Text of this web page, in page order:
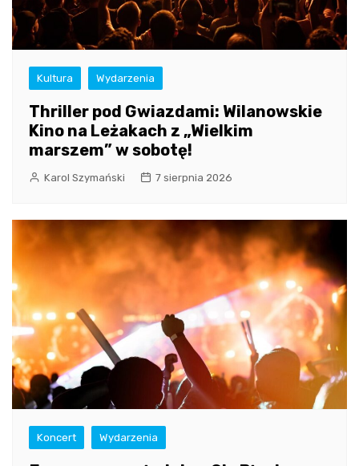
Kultura Wydarzenia
Thriller pod Gwiazdami: Wilanowskie
Kino na Leżakach z „Wielkim
marszem” w sobotę!
Karol Szymański 7 sierpnia 2026
Koncert Wydarzenia